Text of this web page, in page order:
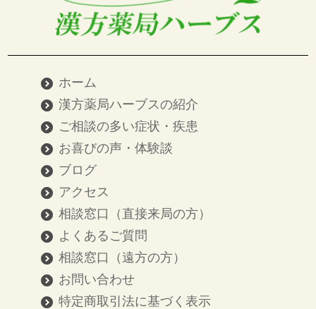
ホーム
漢方薬局ハーブスの紹介
ご相談の多い症状・疾患
お喜びの声・体験談
ブログ
アクセス
相談窓口（直接来局の方）
よくあるご質問
相談窓口（遠方の方）
お問い合わせ
特定商取引法に基づく表示